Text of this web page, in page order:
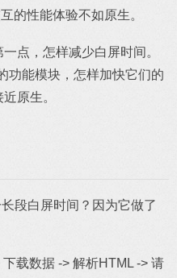
的性能体验不如原生。
点，怎样减少白屏时间。
功能模块，怎样加快它们的
原生。
段白屏时间？因为它做了
载数据 -> 解析HTML -> 请